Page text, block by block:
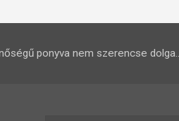
ponyva nem szerencse